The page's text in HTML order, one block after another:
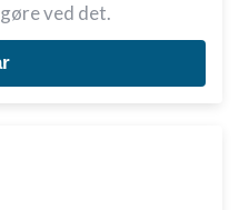
ved det.
til at vælge
aktivt